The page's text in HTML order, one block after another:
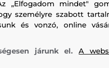
„Elfogadom mindet"
személyre szabott
és vonzó, online
járunk el.A